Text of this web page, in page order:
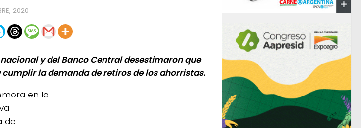
2020
y del Banco Central desestimaron que
la demanda de retiros de los ahorristas.
en la
de